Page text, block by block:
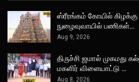
ஸ்ரீரங்கம் கோயில் கிழக்கு
நுழைவுவாயில் பணிகள்…
Aug 9, 2026
திருச்சி ஜமால் முகமது
மகளிர் விளையாட்டு …
Aug 8, 2026